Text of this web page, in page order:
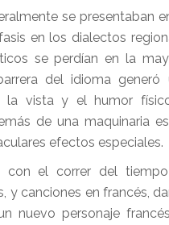
se presentaban
en los dialectos
se perdían en la
del idioma generó
la vista y el humor
de una maquinaria
efectos especiales.
con el correr del
y canciones en francés,
nuevo personaje